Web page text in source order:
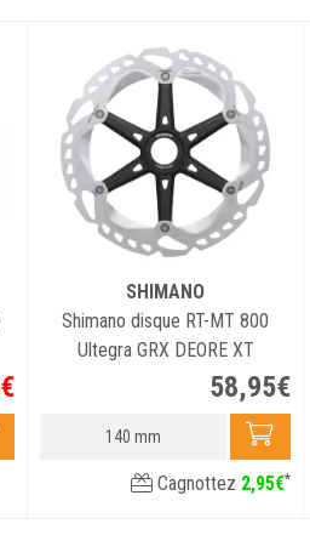
€
SHIMANO
Shimano disque RT-MT 800
Ultegra GRX DEORE XT
58,95€
140 mm
Cagnottez 2,95€*